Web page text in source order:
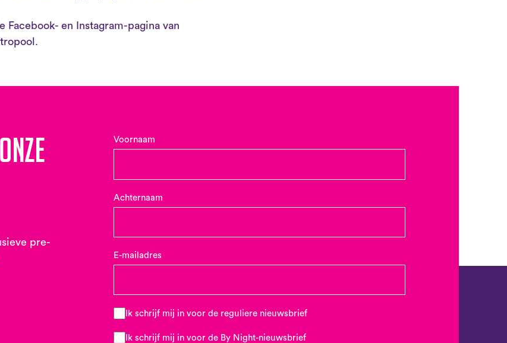
en Instagram-pagina van
pre-
Voornaam
Achternaam
E-mailadres
Ik schrijf mij in voor de reguliere nieuwsbrief
Ik schrijf mij in voor de By Night-nieuwsbrief